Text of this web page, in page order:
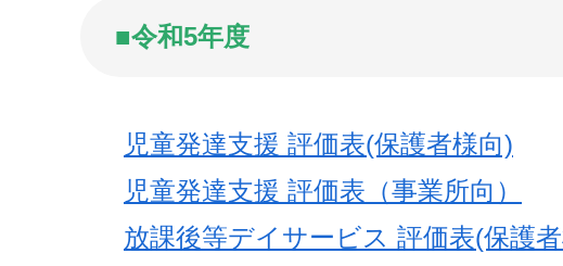
■令和5年度
児童発達支援 評価表(保護者様向)
児童発達支援 評価表（事業所向）
放課後等デイサービス 評価表(保護